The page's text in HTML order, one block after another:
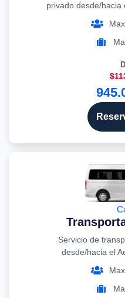
privado desde/hacia
Servicio de
desde/hacia el